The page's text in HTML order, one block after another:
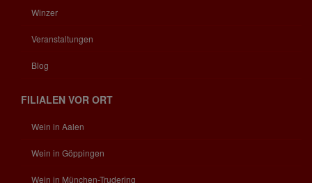
Winzer
Veranstaltungen
Blog
FILIALEN VOR ORT
Wein in Aalen
Wein in Göppingen
Wein in München-Trudering